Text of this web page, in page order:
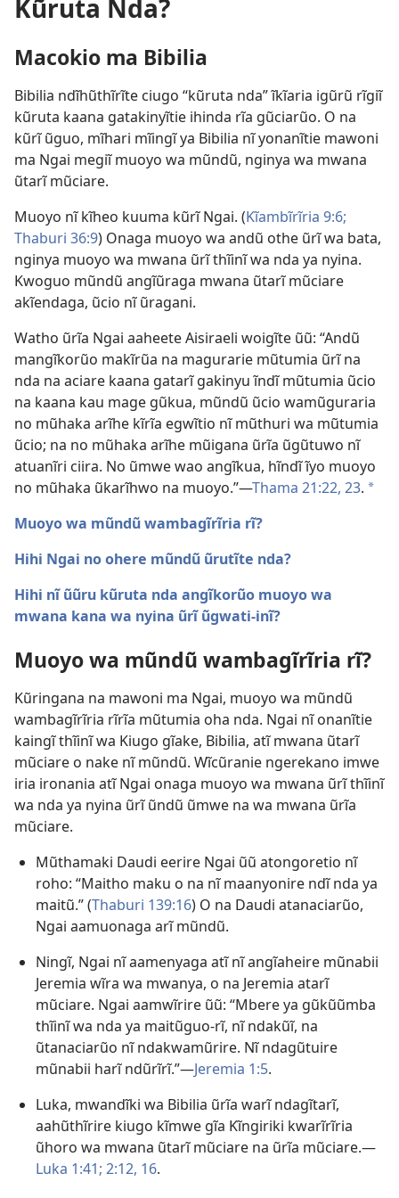
Kũruta Nda?
Macokio ma Bibilia
Bibilia ndĩhũthĩrĩte ciugo “kũruta nda” ĩkĩaria igũrũ rĩgiĩ
kũruta kaana gatakinyĩtie ihinda rĩa gũciarũo. O na
kũrĩ ũguo, mĩhari mĩingĩ ya Bibilia nĩ yonanĩtie mawoni
ma Ngai megiĩ muoyo wa mũndũ, nginya wa mwana
ũtarĩ mũciare.
Muoyo nĩ kĩheo kuuma kũrĩ Ngai. (Kĩambĩrĩria 9:6;
Thaburi 36:9) Onaga muoyo wa andũ othe ũrĩ wa bata,
nginya muoyo wa mwana ũrĩ thĩinĩ wa nda ya nyina.
Kwoguo mũndũ angĩũraga mwana ũtarĩ mũciare
akĩendaga, ũcio nĩ ũragani.
Watho ũrĩa Ngai aaheete Aisiraeli woigĩte ũũ: “Andũ
mangĩkorũo makĩrũa na magurarie mũtumia ũrĩ na
nda na aciare kaana gatarĩ gakinyu ĩndĩ mũtumia ũcio
na kaana kau mage gũkua, mũndũ ũcio wamũguraria
no mũhaka arĩhe kĩrĩa egwĩtio nĩ mũthuri wa mũtumia
ũcio; na no mũhaka arĩhe mũigana ũrĩa ũgũtuwo nĩ
atuanĩri ciira. No ũmwe wao angĩkua, hĩndĩ ĩyo muoyo
no mũhaka ũkarĩhwo na muoyo.”—Thama 21:22, 23. a
Muoyo wa mũndũ wambagĩrĩria rĩ?
Hihi Ngai no ohere mũndũ ũrutĩte nda?
Hihi nĩ ũũru kũruta nda angĩkorũo muoyo wa
mwana kana wa nyina ũrĩ ũgwati-inĩ?
Muoyo wa mũndũ wambagĩrĩria rĩ?
Kũringana na mawoni ma Ngai, muoyo wa mũndũ
wambagĩrĩria rĩrĩa mũtumia oha nda. Ngai nĩ onanĩtie
kaingĩ thĩinĩ wa Kiugo gĩake, Bibilia, atĩ mwana ũtarĩ
mũciare o nake nĩ mũndũ. Wĩcũranie ngerekano imwe
iria ironania atĩ Ngai onaga muoyo wa mwana ũrĩ thĩinĩ
wa nda ya nyina ũrĩ ũndũ ũmwe na wa mwana ũrĩa
mũciare.
Mũthamaki Daudi eerire Ngai ũũ atongoretio nĩ
roho: “Maitho maku o na nĩ maanyonire ndĩ nda ya
maitũ.” (Thaburi 139:16) O na Daudi atanaciarũo,
Ngai aamuonaga arĩ mũndũ.
Ningĩ, Ngai nĩ aamenyaga atĩ nĩ angĩaheire mũnabii
Jeremia wĩra wa mwanya, o na Jeremia atarĩ
mũciare. Ngai aamwĩrire ũũ: “Mbere ya gũkũũmba
thĩinĩ wa nda ya maitũguo-rĩ, nĩ ndakũĩ, na
ũtanaciarũo nĩ ndakwamũrire. Nĩ ndagũtuire
mũnabii harĩ ndũrĩrĩ.”—Jeremia 1:5.
Luka, mwandĩki wa Bibilia ũrĩa warĩ ndagĩtarĩ,
aahũthĩrire kiugo kĩmwe gĩa Kĩngiriki kwarĩrĩria
ũhoro wa mwana ũtarĩ mũciare na ũrĩa mũciare.—
Luka 1:41; 2:12, 16.